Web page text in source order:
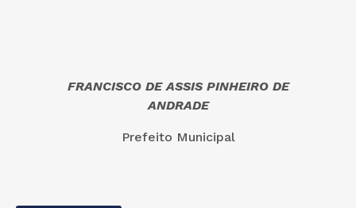
FRANCISCO DE ASSIS PINHEIRO DE
ANDRADE
Prefeito Municipal